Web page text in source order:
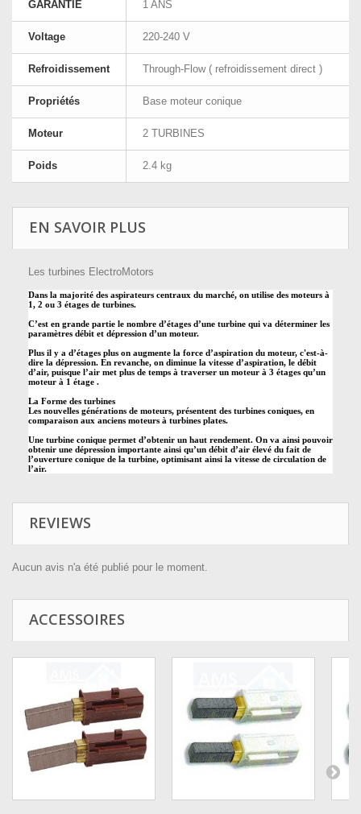
GARANTIE 1 ANS
Voltage 220-240 V
Refroidissement Through-Flow ( refroidissement direct )
Propriétés Base moteur conique
Moteur 2 TURBINES
Poids 2.4 kg
EN SAVOIR PLUS
Les turbines ElectroMotors
Dans la majorité des aspirateurs centraux du marché, on utilise des moteurs à
1, 2 ou 3 étages de turbines.
C’est en grande partie le nombre d’étages d’une turbine qui va déterminer les
paramètres débit et dépression d’un moteur.
Plus il y a d’étages plus on augmente la force d’aspiration du moteur, c'est-à-
dire la dépression. En revanche, on diminue la vitesse d’aspiration, le débit
d’air, puisque l’air met plus de temps à traverser un moteur à 3 étages qu’un
moteur à 1 étage .
La Forme des turbines
Les nouvelles générations de moteurs, présentent des turbines coniques, en
comparaison aux anciens moteurs à turbines plates.
Une turbine conique permet d’obtenir un haut rendement. On va ainsi pouvoir
obtenir une dépression importante ainsi qu’un débit d’air élevé du fait de
l’ouverture conique de la turbine, optimisant ainsi la vitesse de circulation de
l’air.
REVIEWS
Aucun avis n'a été publié pour le moment.
ACCESSOIRES